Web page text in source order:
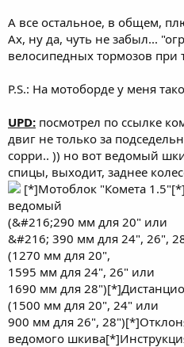
А все остальное, в общем,
Ах, ну да, чуть не забыл...
велосипедных тормозов
P.S.: На мотоборде у меня
UPD: посмотрел по ссылке
двиг не только за
сорри.. )) но вот ведомый
спицы, выходит, заднее
[*]Мотоблок "Комета
ведомый
(&#216;290 мм для 20" или
&#216; 390 мм для 24", 26",
(1270 мм для 20",
1595 мм для 24", 26" или
1690 мм для
(1500 мм для 20", 24" или
900 мм для 26",
ведомого